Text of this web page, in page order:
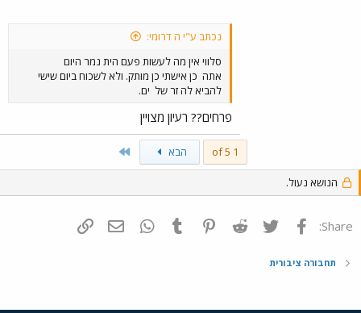
נכתב ע"י ה דרומי:
סלווי אין מה לעשות פעם הית נמר היום
אתה כן אישתי כן מותק. ולא לשכוח ביום שישי
להביא לה זר של ים.
פרחים?? רעיון מצויין
1 of 5 הבא
הנושא נעול.
Share: פייסבוק Twitter
Reddit
Pinterest
Tumblr
WhatsAppדואר אלקטרוני
תחבורה ציבורית